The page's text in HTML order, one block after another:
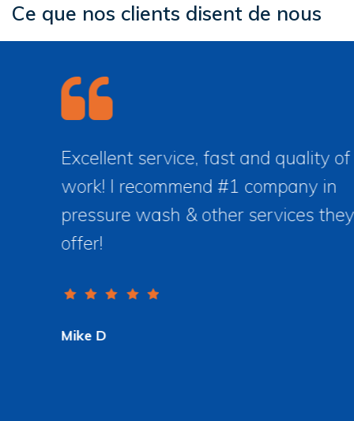
Ce que nos clients disent de nous
Excellent service, fast and quality of
work! I recommend #1 company in
pressure wash & other services they
offer!
Mike D